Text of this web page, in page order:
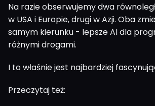
Na razie obserwujemy dwa
w USA i Europie, drugi w Azji. Oba
samym kierunku - lepsze AI dla
różnymi drogami.
I to właśnie jest najbardziej
Przeczytaj też: